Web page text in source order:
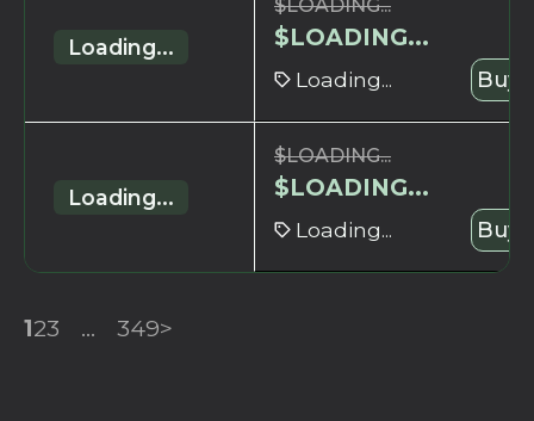
Loading...
$LOADING...
$LOADING...
Loading... Buy
Loading...
$LOADING...
$LOADING...
Loading... Buy
123 ... 349>